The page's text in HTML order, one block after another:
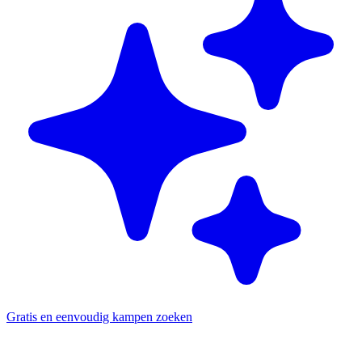
Gratis en eenvoudig kampen zoeken